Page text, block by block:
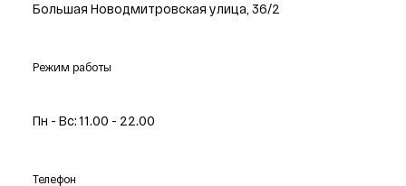
Большая Новодмитровская улица, 36/2
Режим работы
Пн - Вс: 11.00 - 22.00
Телефон